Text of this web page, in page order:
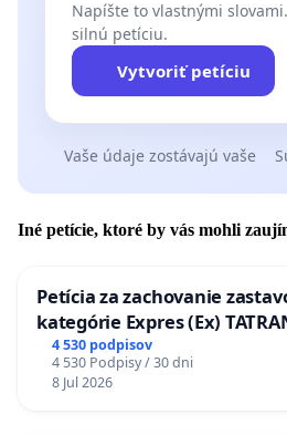
Napíšte to vlastnými
silnú petíciu.
Vytvoriť petíciu
Vaše údaje zostávajú vaše
Iné petície, ktoré by vás mohli
Petícia za zachovanie
kategórie Expres (Ex)
stanici Púchov
4 530 podpisov
4 530 Podpisy / 30 dni
8 Jul 2026